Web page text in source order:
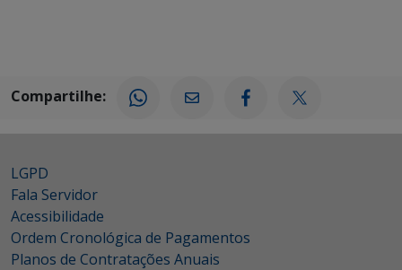
Compartilhe:
LGPD
Fala Servidor
Acessibilidade
Ordem Cronológica de Pagamentos
Planos de Contratações Anuais